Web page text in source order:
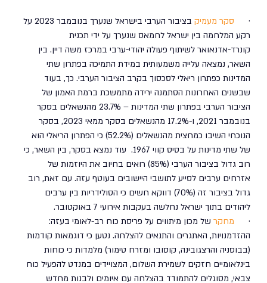
· סקר מעמיק
בציבור הערבי בישראל שנערך בנובמבר 2023 על
רקע המלחמה בין ישראל לחמאס שנערך על ידי תכנית
קונרד-אדנאואר לשיתוף פעולה יהודי-ערבי במרכז משה דיין. בין
השאר, נמצאה עלייה משמעותית במידת התמיכה בפתרון שתי
המדינות כפתרון ריאלי לסכסוך בקרב הציבור הערבי. כך, בעוד
שבשנים האחרונות הסתמנה ירידה מתמשכת ברמת האמון של
הציבור הערבי בפתרון שתי המדינות – 23.7% מהנשאלים בסקר
בנובמבר 2021, ו-17.2% מהנשאלים בסקר ממאי 2023, בסקר
הנוכחי השיבו כמחצית מהנשאלים (52.2%) כי הפתרון הריאלי הוא
של שתי מדינות על בסיס קווי 1967.  עוד נמצא בסקר, בין השאר, כי
רוב גדול בציבור הערבי (85%) רואים בחיוב את היוזמות של
אזרחים ערבים לסייע לתושבי היישובים בעוטף עזה. עם זאת, רוב
גדול בציבור זה (70%) דווקא חשים כי הסולידריות בין ערבים
ליהודים בתוך ישראל נחלשה בעקבות אירועי 7 באוקטובר.
· מחקר של מכון מיתווים על פריסת כוח רב-לאומי בעזה:
ההזדמנויות, האתגרים והתנאים להצלחה. נטען כי דוגמאות קודמות
(בבוסניה והרצגובינה, קוסובו ומזרח טימור) מלמדות כי כוחות
בינלאומיים חזקים לשמירת השלום, המצויידים במנדט להפעיל כוח
צבאי, מסוגלים להתמודד בהצלחה עם איומים ולבנות מחדש